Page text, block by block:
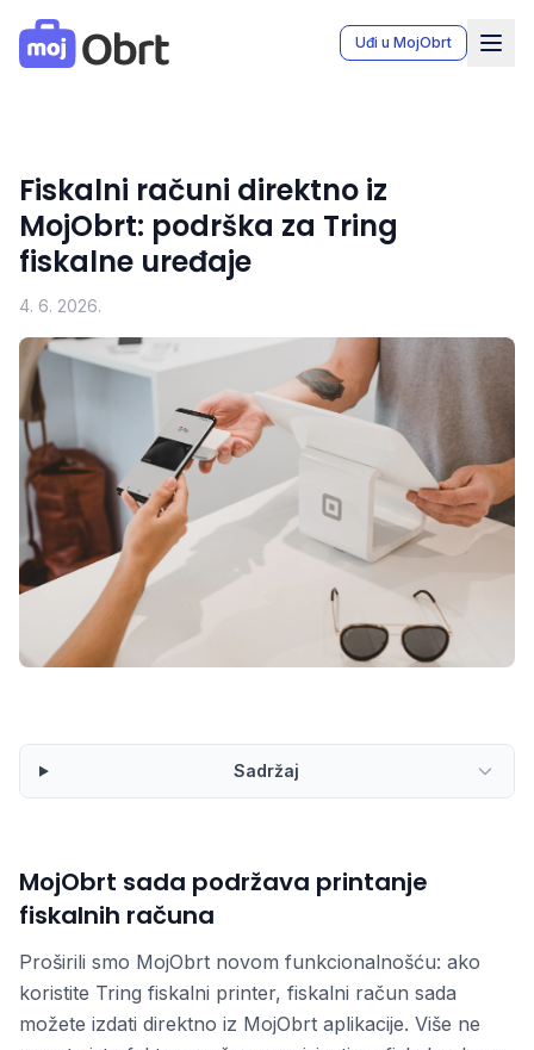
MojObrt - Moj Obrt aplikacija za vođenje knjiga obrta u
Uđi u MojObrt
Fiskalni računi direktno iz
MojObrt: podrška za Tring
fiskalne uređaje
4. 6. 2026.
Sadržaj
MojObrt sada podržava printanje
fiskalnih računa
Proširili smo MojObrt novom funkcionalnošću: ako
koristite Tring fiskalni printer, fiskalni račun sada
možete izdati direktno iz MojObrt aplikacije. Više ne